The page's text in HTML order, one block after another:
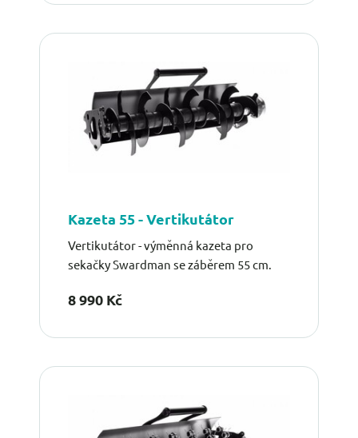
Kazeta 55 - Vertikutátor
Vertikutátor - výměnná kazeta pro
sekačky Swardman se záběrem 55 cm.
8 990 Kč